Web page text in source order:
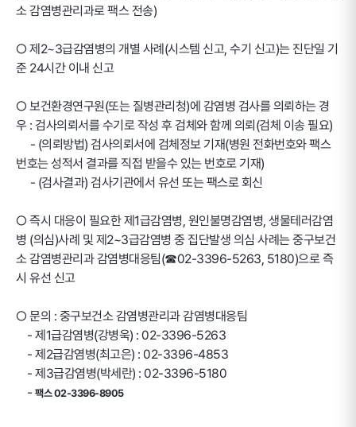
소 감염병관리과로 팩스 전송)
○ 제2~3급감염병의 개별 사례(시스템 신고, 수기 신고)는 진단일 기
준 24시간 이내 신고
○ 보건환경연구원(또는 질병관리청)에 감염병 검사를 의뢰하는 경
우 : 검사의뢰서를 수기로 작성 후 검체와 함께 의뢰(검체 이송 필요)
- (의뢰방법) 검사의뢰서에 검체정보 기재(병원 전화번호와 팩스
번호는 성적서 결과를 직접 받을수 있는 번호로 기재)
- (검사결과) 검사기관에서 유선 또는 팩스로 회신
○ 즉시 대응이 필요한 제1급감염병, 원인불명감염병, 생물테러감염
병 (의심)사례 및 제2~3급감염병 중 집단발생 의심 사례는 중구보건
소 감염병관리과 감염병대응팀(☎02-3396-5263, 5180)으로 즉
시 유선 신고
○ 문의 : 중구보건소 감염병관리과 감염병대응팀
- 제1급감염병(강병욱) : 02-3396-5263
- 제2급감염병(최고은) : 02-3396-4853
- 제3급감염병(박세란) : 02-3396-5180
- 팩스 02-3396-8905